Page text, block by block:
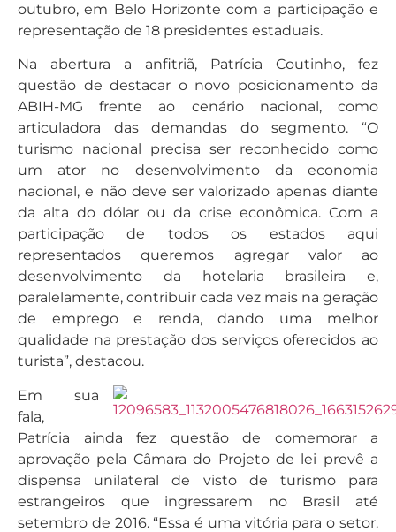
outubro, em Belo Horizonte com a participação e
representação de 18 presidentes estaduais.
Na abertura a anfitriã, Patrícia Coutinho, fez
questão de destacar o novo posicionamento da
ABIH-MG frente ao cenário nacional, como
articuladora das demandas do segmento. “O
turismo nacional precisa ser reconhecido como
um ator no desenvolvimento da economia
nacional, e não deve ser valorizado apenas diante
da alta do dólar ou da crise econômica. Com a
participação de todos os estados aqui
representados queremos agregar valor ao
desenvolvimento da hotelaria brasileira e,
paralelamente, contribuir cada vez mais na geração
de emprego e renda, dando uma melhor
qualidade na prestação dos serviços oferecidos ao
turista”, destacou.
Em sua
fala,
Patrícia ainda fez questão de comemorar a
aprovação pela Câmara do Projeto de lei prevê a
dispensa unilateral de visto de turismo para
estrangeiros que ingressarem no Brasil até
setembro de 2016. “Essa é uma vitória para o setor.